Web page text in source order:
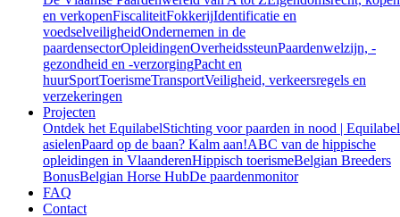
en verkopenFiscaliteitFokkerijIdentificatie en
voedselveiligheidOndernemen in de
paardensectorOpleidingenOverheidssteunPaardenwelzijn, -
gezondheid en -verzorgingPacht en
huurSportToerismeTransportVeiligheid, verkeersregels en
verzekeringen
Projecten
Ontdek het EquilabelStichting voor paarden in nood | Equilabel
asielenPaard op de baan? Kalm aan!ABC van de hippische
opleidingen in VlaanderenHippisch toerismeBelgian Breeders
BonusBelgian Horse HubDe paardenmonitor
FAQ
Contact